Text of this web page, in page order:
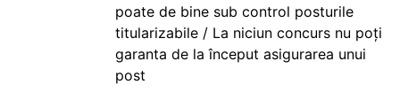
poate de bine sub control posturile
titularizabile / La niciun concurs nu poți
garanta de la început asigurarea unui
post